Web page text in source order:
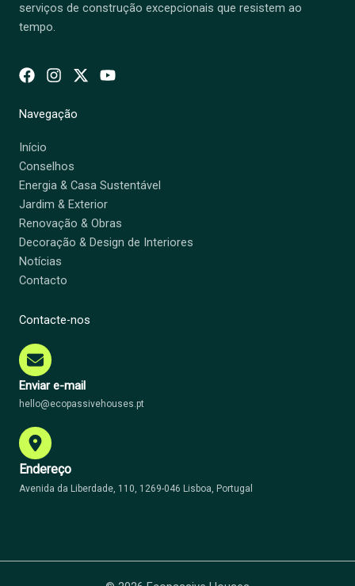
serviços de construção excepcionais que resistem ao
tempo.
Navegação
Início
Conselhos
Energia & Casa Sustentável
Jardim & Exterior
Renovação & Obras
Decoração & Design de Interiores
Notícias
Contacto
Contacte-nos
Enviar e-mail
hello@ecopassivehouses.pt
Endereço
Avenida da Liberdade, 110, 1269-046 Lisboa, Portugal